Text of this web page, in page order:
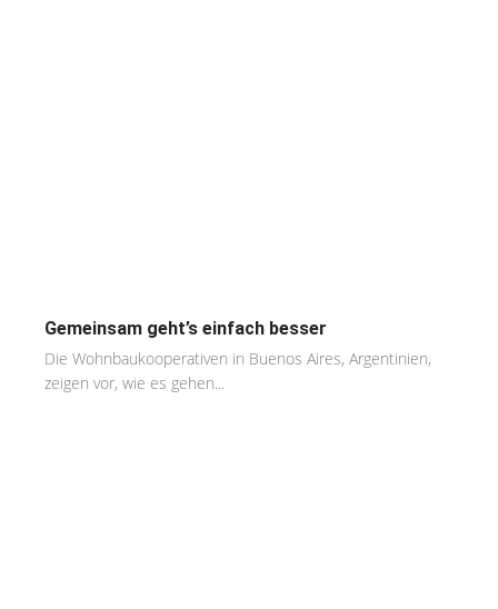
Gemeinsam geht’s einfach besser
Die Wohnbaukooperativen in Buenos Aires, Argentinien,
zeigen vor, wie es gehen...